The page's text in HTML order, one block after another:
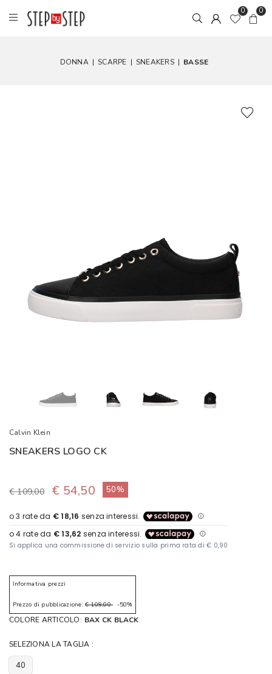
0 0
DONNA | SCARPE | SNEAKERS | BASSE
Calvin Klein
SNEAKERS LOGO CK
€ 109,00 € 54,50 50%
Informativa prezzi
Prezzo di pubblicazione: € 109,00-50%
COLORE ARTICOLO: BAX CK BLACK
SELEZIONA LA TAGLIA :
40